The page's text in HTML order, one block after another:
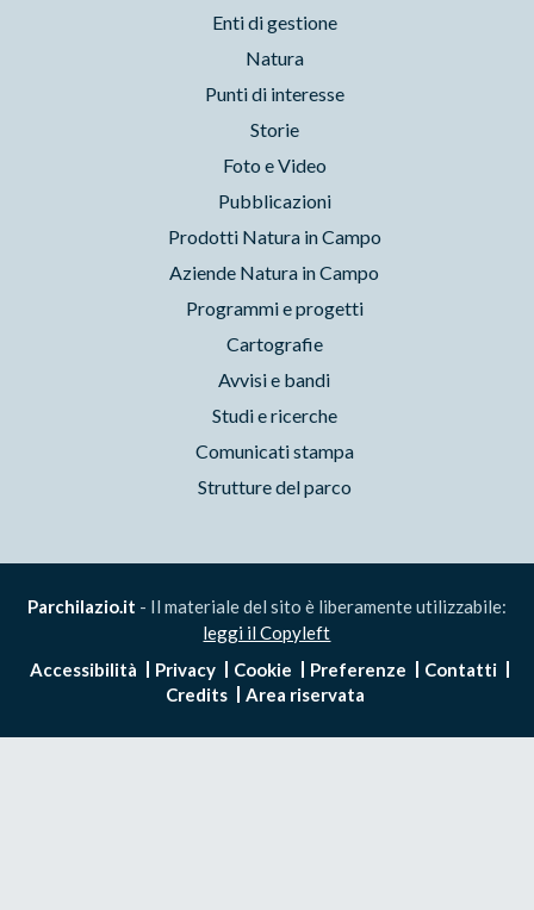
Enti di gestione
Natura
Punti di interesse
Storie
Foto e Video
Pubblicazioni
Prodotti Natura in Campo
Aziende Natura in Campo
Programmi e progetti
Cartografie
Avvisi e bandi
Studi e ricerche
Comunicati stampa
Strutture del parco
Parchilazio.it - Il materiale del sito è liberamente utilizzabile:
leggi il Copyleft
Accessibilità
Privacy Cookie Preferenze
Contatti
Credits
Area riservata